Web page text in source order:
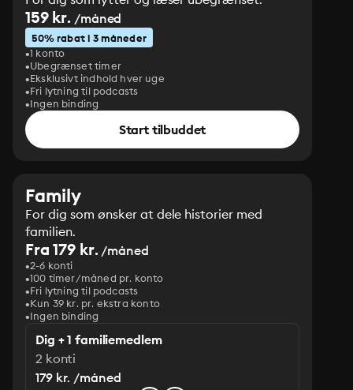
159 kr. /måned
50% rabat i 3 måneder
1 konto
Ubegrænset timer
Eksklusivt indhold hver uge
Fri lytning til podcasts
Ingen binding
Start tilbuddet
Family
For dig som ønsker at dele historier med
familien.
Fra 179 kr./måned
2-6 konti
100 timer/måned pr. konto
Fri lytning til podcasts
Kun 39 kr. pr. ekstra konto
Ingen binding
Dig + 1 familiemedlem
2 konti
179 kr. /måned